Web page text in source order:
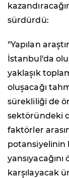
sürdürdü:
"Yapılan
İstanbul'da
yaklaşık
oluşacağı
sürekliliği de
sektöründeki
faktörler
potansiyelinin
karşılayacak